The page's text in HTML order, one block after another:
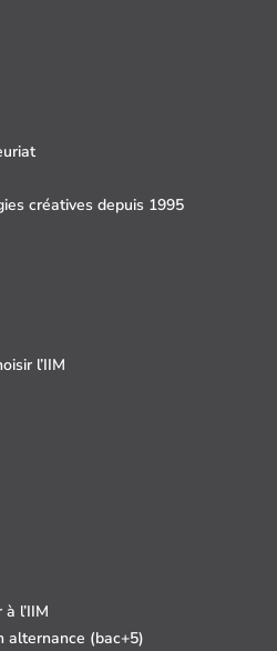
créatives depuis 1995
l’IIM
l’IIM
alternance (bac+5)